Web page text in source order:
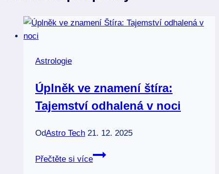
Astrologie
Úplněk ve znamení štíra:
Tajemství odhalená v noci
OdAstro Tech 21. 12. 2025
Přečtěte si více
Úplněk